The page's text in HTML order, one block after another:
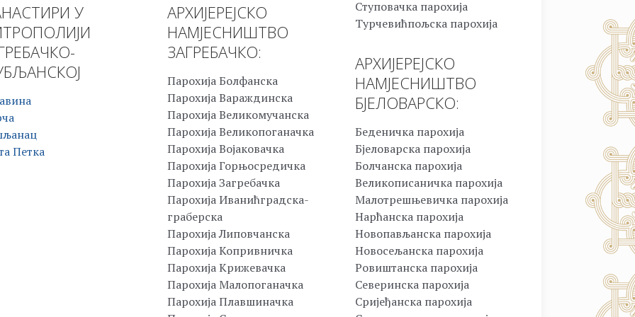
У
Петка
АРХИЈЕРЕЈСКО
НАМЈЕСНИШТВО
ЗАГРЕБАЧКО:
Парохија Болфанска
Парохија Вараждинска
Парохија Великомучанска
Парохија Великопоганачка
Парохија Војаковачка
Парохија Горњосредичка
Парохија Загребачка
Парохија Иванићградска-
граберска
Парохија Липовчанска
Парохија Копривничка
Парохија Крижевачка
Парохија Малопоганачка
Парохија Плавшиначка
Ступовачка парохија
Турчевићпољска парохија
АРХИЈЕРЕЈСКО
НАМЈЕСНИШТВО
БЈЕЛОВАРСКО:
Беденичка парохија
Бјеловарска парохија
Болчанска парохија
Великописаничка парохија
Малотрешњевичка парохија
Нарћанска парохија
Новопављанска парохија
Новосељанска парохија
Ровиштанска парохија
Северинска парохија
Сријеђанска парохија